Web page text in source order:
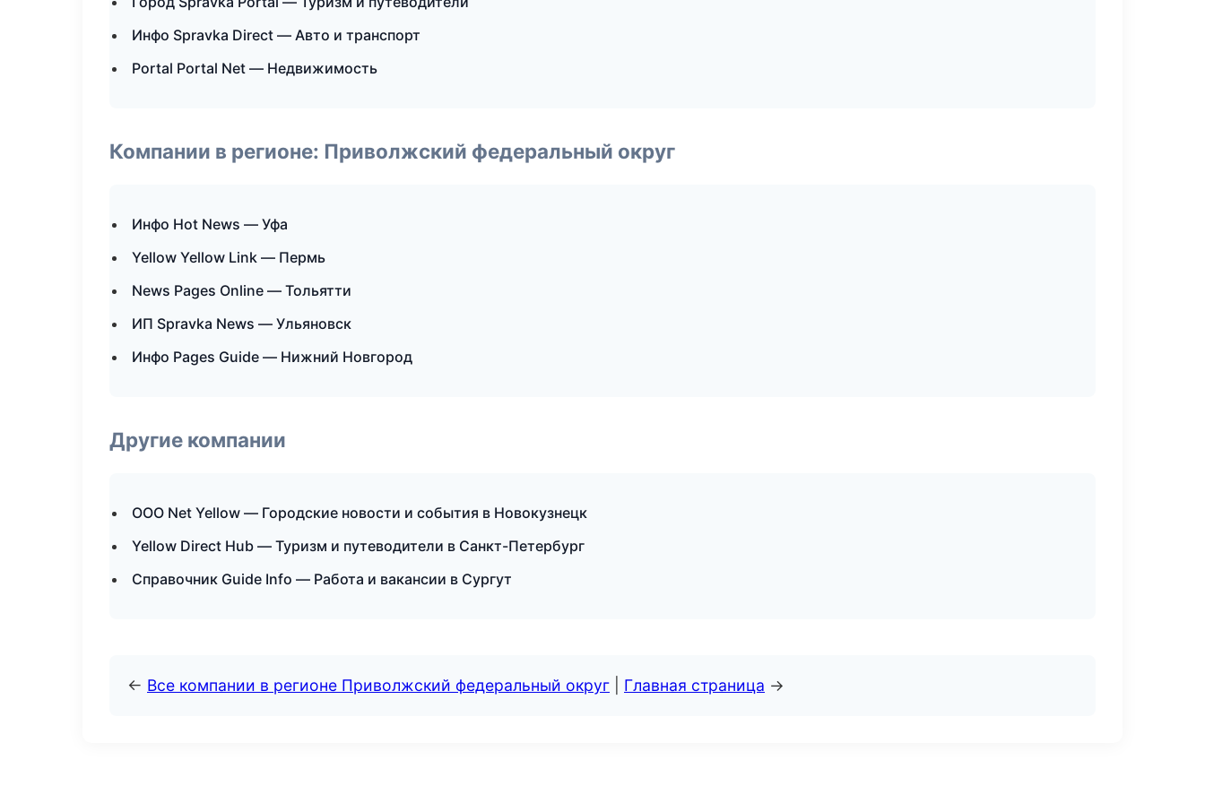
Инфо Spravka Direct — Авто и транспорт
Portal Portal Net — Недвижимость
Компании в регионе: Приволжский федеральный округ
Инфо Hot News — Уфа
Yellow Yellow Link — Пермь
News Pages Online — Тольятти
ИП Spravka News — Ульяновск
Инфо Pages Guide — Нижний Новгород
Другие компании
ООО Net Yellow — Городские новости и события в Новокузнецк
Yellow Direct Hub — Туризм и путеводители в Санкт-Петербург
Справочник Guide Info — Работа и вакансии в Сургут
← Все компании в регионе Приволжский федеральный округ Главная страница →